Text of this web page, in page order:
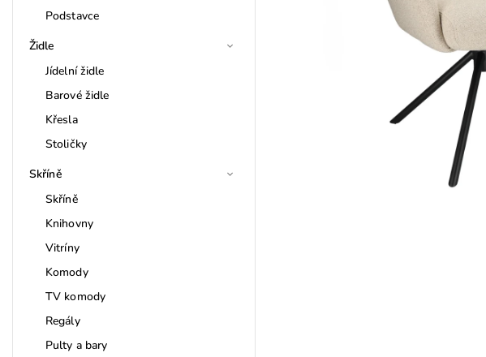
Podstavce
Židle
Jídelní židle
Barové židle
Křesla
Stoličky
Skříně
Skříně
Knihovny
Vitríny
Komody
TV komody
Regály
Pulty a bary